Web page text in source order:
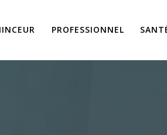
PROFESSIONNEL